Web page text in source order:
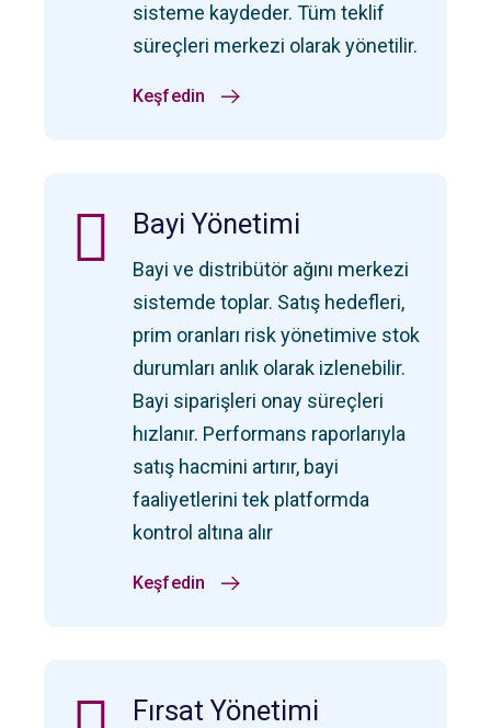
sisteme kaydeder. Tüm teklif
süreçleri merkezi olarak yönetilir.
Keşfedin
Bayi Yönetimi
Bayi ve distribütör ağını merkezi
sistemde toplar. Satış hedefleri,
prim oranları risk yönetimive stok
durumları anlık olarak izlenebilir.
Bayi siparişleri onay süreçleri
hızlanır. Performans raporlarıyla
satış hacmini artırır, bayi
faaliyetlerini tek platformda
kontrol altına alır
Keşfedin
Fırsat Yönetimi